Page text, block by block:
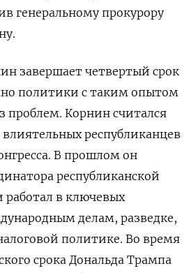
генеральному прокурору
завершает четвертый срок
политики с таким опытом
проблем. Корнин считался
республиканцев
В прошлом он
республиканской
в ключевых
делам, разведке,
политике. Во время
срока Дональда Трампа